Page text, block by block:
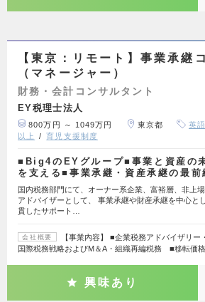
【東京：リモート】事業承継
（マネージャー）
財務・会計コンサルタント
EY税理士法人
800万円 ～ 1049万円 東京都 英
以上
育児支援制度
■Big4のEYグループ■事業と資産の
を支える■事業承継・資産承継の最前
国内税務部門にて、オーナー系企業、富裕層、非上
アドバイザーとして、 事業承継や財産承継を中心と
貫したサポート…
会社概要
【事業内容】 ■企業税務アドバイザリ
国際税務戦略およびM＆A・組織再編税務 ■移転価
興味あり